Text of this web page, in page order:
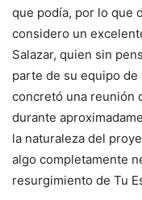
que podía, por lo que
considero un
Salazar, quien sin
parte de su equipo de
concretó una reunión
durante
la naturaleza del
algo completamente
resurgimiento de Tu